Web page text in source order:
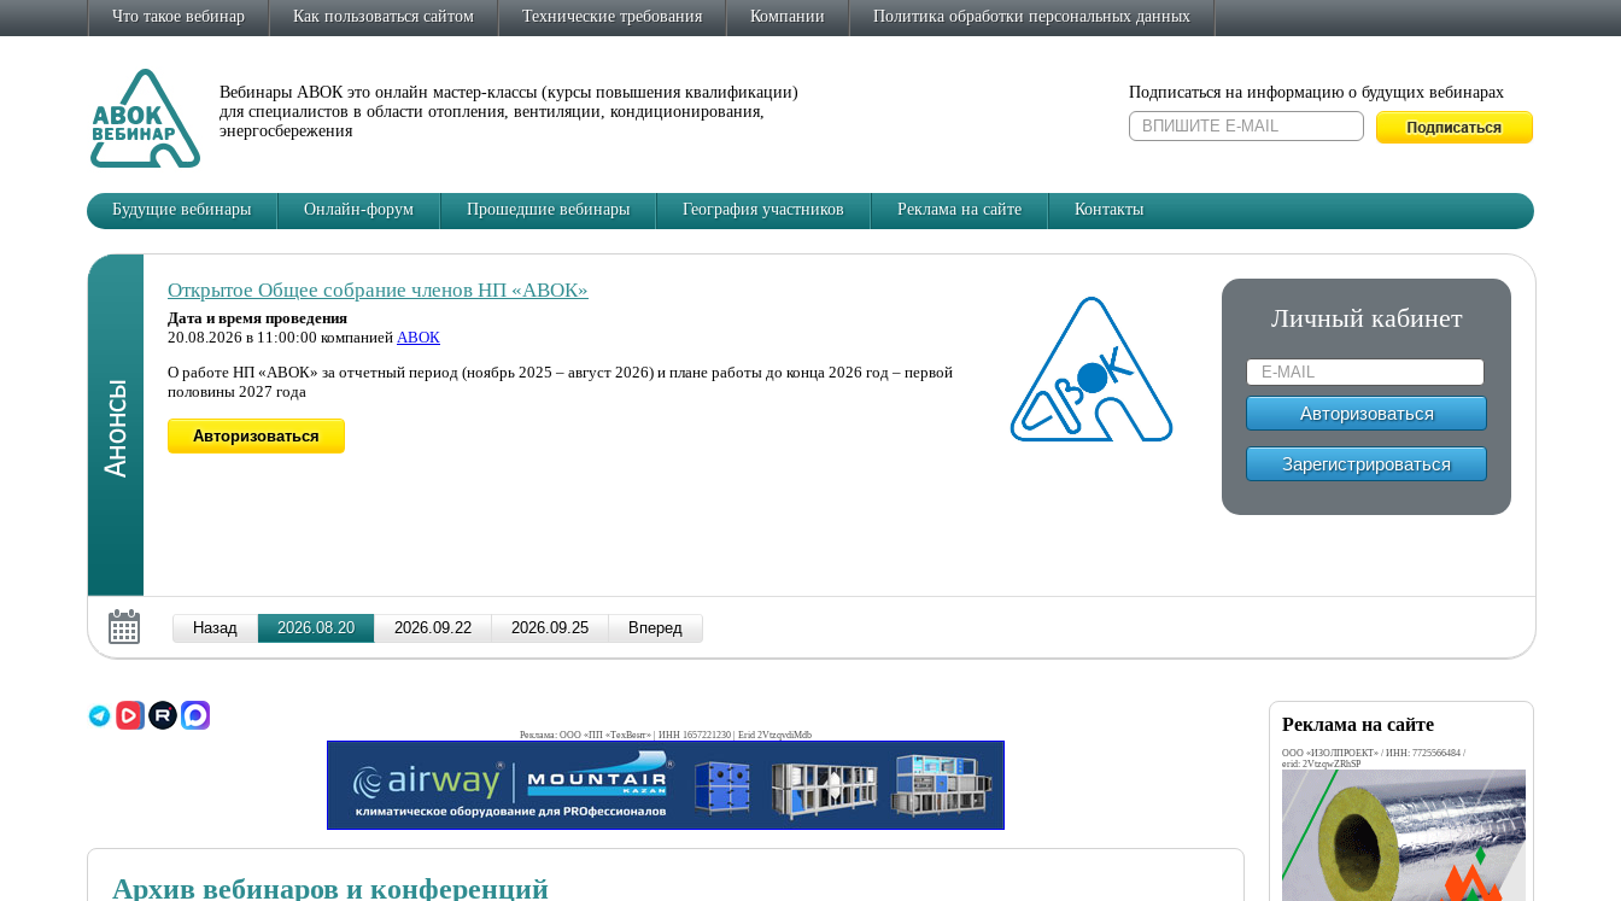
Что такое вебинар Как пользоваться сайтом Технические требования Компании Политика обработки персональных данных
Вебинары АВОК это онлайн мастер-классы (курсы повышения квалификации)
для специалистов в области отопления, вентиляции, кондиционирования,
энергосбережения
Подписаться на информацию о будущих вебинарах
Будущие вебинары Онлайн-форум Прошедшие вебинары География участников Реклама на сайте Контакты
Открытое Общее собрание членов НП «АВОК»
Дата и время проведения
20.08.2026 в 11:00:00 компанией АВОК
О работе НП «АВОК» за отчетный период (ноябрь 2025 – август 2026) и плане работы до конца 2026 год – первой
половины 2027 года
Автоматизация расчётов ВК в BIM: возможности «MagiBIM Инженер» для Revit
Дата и время проведения
22.09.2026 в 11:00:00 компанией ООО «ГК ВентСофт»
Вебинар будет интересен специалистам, интересующимися новыми технологиями проектирования для использования
в своей работе.
Личный кабинет
Реклама: ООО «ПП «ТехВент» | ИНН 1657221230 | Erid 2VtzqvdiMdb
Архив вебинаров и конференций
Реклама на сайте
ООО «ИЗОЛПРОЕКТ» / ИНН: 7725566484 /
erid: 2VtzqwZRhSP